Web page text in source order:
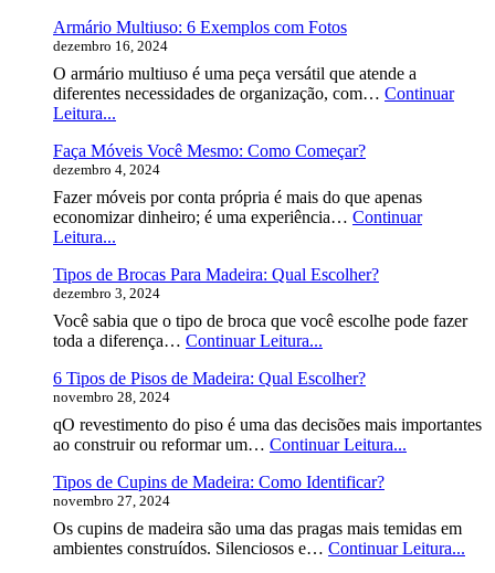
Armário Multiuso: 6 Exemplos com Fotos
dezembro 16, 2024
O armário multiuso é uma peça versátil que atende a
diferentes necessidades de organização, com… Continuar
Leitura...
6
Exemplos
com
Fotos
Faça Móveis Você Mesmo: Como Começar?
dezembro 4, 2024
Fazer móveis por conta própria é mais do que apenas
economizar dinheiro; é uma experiência… Continuar
Leitura...
Você
Mesmo:
Como
Começar?
Tipos de Brocas Para Madeira: Qual Escolher?
dezembro 3, 2024
Você sabia que o tipo de broca que você escolhe pode fazer
toda a diferença… Continuar Leitura...
Brocas
Madeira:
Qual
Escolher?
6 Tipos de Pisos de Madeira: Qual Escolher?
novembro 28, 2024
qO revestimento do piso é uma das decisões mais importantes
ao construir ou reformar um… Continuar Leitura...
de
Madeira:
Qual
Tipos de Cupins de Madeira: Como Identificar?
novembro 27, 2024
Os cupins de madeira são uma das pragas mais temidas em
ambientes construídos. Silenciosos e… Continuar Leitura...